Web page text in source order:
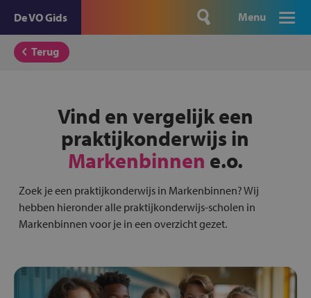
De VO Gids Menu
Terug
Vind en vergelijk een
praktijkonderwijs in
Markenbinnen e.o.
Zoek je een praktijkonderwijs in Markenbinnen? Wij
hebben hieronder alle praktijkonderwijs-scholen in
Markenbinnen voor je in een overzicht gezet.